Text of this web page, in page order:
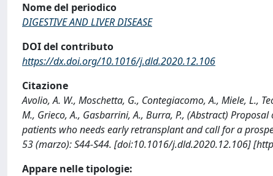
Nome del periodico
DIGESTIVE AND LIVER DISEASE
DOI del contributo
https://dx.doi.org/10.1016/j.dld.2020.12.106
Citazione
Avolio, A. W., Moschetta, G., Contegiacomo, A., Miele, L.,
M., Grieco, A., Gasbarrini, A., Burra, P., (Abstract)
patients who needs early retransplant and call for a
53 (marzo): S44-S44. [doi:10.1016/j.dld.2020.12.106]
Appare nelle tipologie: